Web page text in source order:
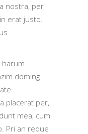
nostra, per
erat justo.
harum
doming
placerat per,
mea, cum
Pri an reque